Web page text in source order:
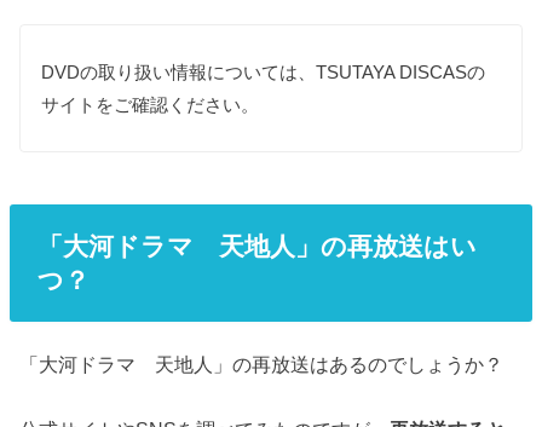
DVDの取り扱い情報については、TSUTAYA DISCASの
サイトをご確認ください。
「大河ドラマ 天地人」の再放送はい
つ？
「大河ドラマ 天地人」の再放送はあるのでしょうか？